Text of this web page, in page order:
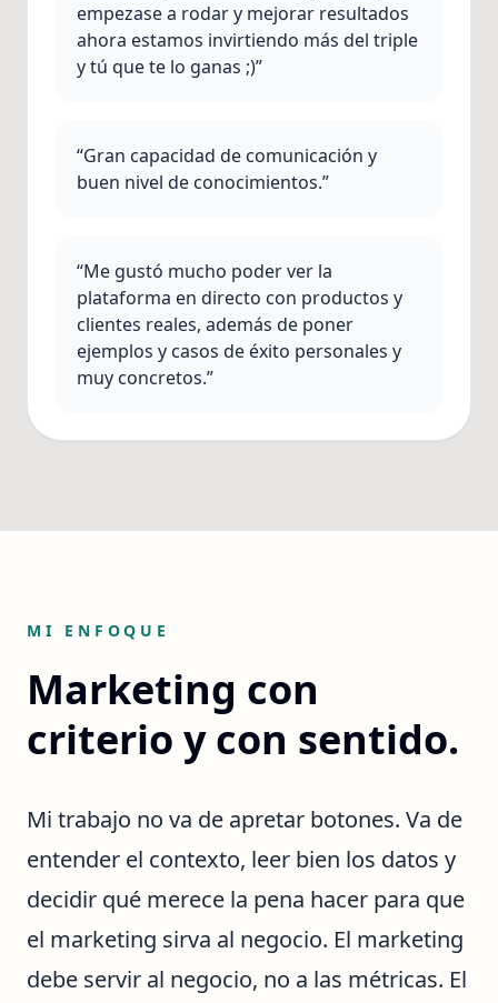
empezase a rodar y mejorar resultados
ahora estamos invirtiendo más del triple
y tú que te lo ganas ;)”
“Gran capacidad de comunicación y
buen nivel de conocimientos.”
“Me gustó mucho poder ver la
plataforma en directo con productos y
clientes reales, además de poner
ejemplos y casos de éxito personales y
muy concretos.”
MI ENFOQUE
Marketing con
criterio y con sentido.
Mi trabajo no va de apretar botones. Va de
entender el contexto, leer bien los datos y
decidir qué merece la pena hacer para que
el marketing sirva al negocio. El marketing
debe servir al negocio, no a las métricas. El